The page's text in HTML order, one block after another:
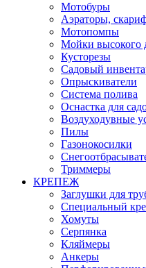
Мотобуры
Аэраторы,
Мотопомпы
Мойки высокого
Кусторезы
Садовый
Опрыскиватели
Система полива
Оснастка для
Воздуходувные
Пилы
Газонокосилки
Триммеры
КРЕПЕЖ
Заглушки для
Специальный
Хомуты
Серпянка
Кляймеры
Анкеры